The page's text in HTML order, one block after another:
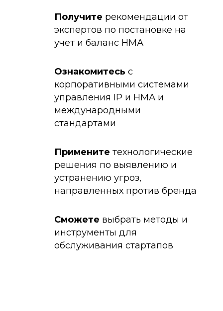
Получите рекомендации от
экспертов по постановке на
учет и баланс НМА
Ознакомитесь с
корпоративными системами
управления IP и НМА и
международными
стандартами
Примените технологические
решения по выявлению и
устранению угроз,
направленных против бренда
Сможете выбрать методы и
инструменты для
обслуживания стартапов